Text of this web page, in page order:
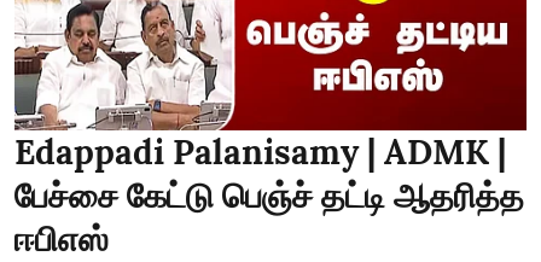
Edappadi Palanisamy | ADMK |
பேச்சை கேட்டு பெஞ்ச் தட்டி ஆதரித்த
ஈபிஎஸ்